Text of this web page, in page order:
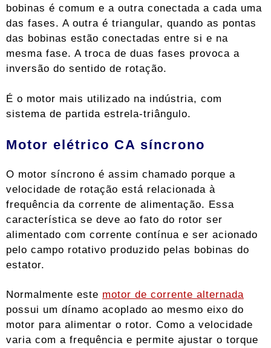
bobinas é comum e a outra conectada a cada uma
das fases. A outra é triangular, quando as pontas
das bobinas estão conectadas entre si e na
mesma fase. A troca de duas fases provoca a
inversão do sentido de rotação.
É o motor mais utilizado na indústria, com
sistema de partida estrela-triângulo.
Motor elétrico CA síncrono
O motor síncrono é assim chamado porque a
velocidade de rotação está relacionada à
frequência da corrente de alimentação. Essa
característica se deve ao fato do rotor ser
alimentado com corrente contínua e ser acionado
pelo campo rotativo produzido pelas bobinas do
estator.
Normalmente este motor de corrente alternada
possui um dínamo acoplado ao mesmo eixo do
motor para alimentar o rotor. Como a velocidade
varia com a frequência e permite ajustar o torque